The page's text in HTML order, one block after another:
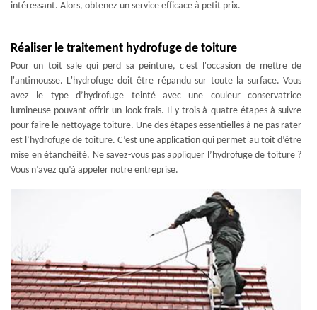
intéressant. Alors, obtenez un service efficace à petit prix.
Réaliser le traitement hydrofuge de toiture
Pour un toit sale qui perd sa peinture, c'est l'occasion de mettre de
l'antimousse. L'hydrofuge doit être répandu sur toute la surface. Vous
avez le type d’hydrofuge teinté avec une couleur conservatrice
lumineuse pouvant offrir un look frais. Il y trois à quatre étapes à suivre
pour faire le nettoyage toiture. Une des étapes essentielles à ne pas rater
est l’hydrofuge de toiture. C’est une application qui permet au toit d’être
mise en étanchéité. Ne savez-vous pas appliquer l’hydrofuge de toiture ?
Vous n’avez qu’à appeler notre entreprise.